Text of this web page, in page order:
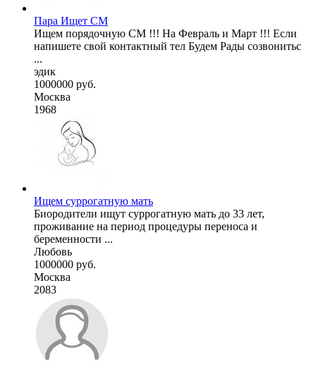
Пара Ищет СМ
Ищем порядочную СМ !!! На Февраль и Март !!! Если
напишете свой контактный тел Будем Рады созвонитьс
...
эдик
1000000 руб.
Москва
1968
Ищем суррогатную мать
Биородители ищут суррогатную мать до 33 лет,
проживание на период процедуры переноса и
беременности ...
Любовь
1000000 руб.
Москва
2083